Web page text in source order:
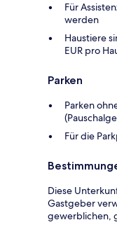
Für
werden
Haustiere
EUR pro
Parken
Parken
Für die
Diese
Gastgeber
gewerblichen,